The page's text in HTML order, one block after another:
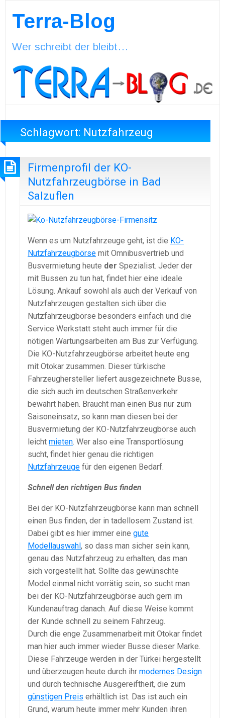
Terra-Blog
Wer schreibt der bleibt…
Schlagwort: Nutzfahrzeug
Firmenprofil der KO-
Nutzfahrzeugbörse in Bad
Salzuflen
Wenn es um Nutzfahrzeuge geht, ist die KO-
Nutzfahrzeugbörse mit Omnibusvertrieb und
Busvermietung heute der Spezialist. Jeder der
mit Bussen zu tun hat, findet hier eine ideale
Lösung. Ankauf sowohl als auch der Verkauf von
Nutzfahrzeugen gestalten sich über die
Nutzfahrzeugbörse besonders einfach und die
Service Werkstatt steht auch immer für die
nötigen Wartungsarbeiten am Bus zur Verfügung.
Die KO-Nutzfahrzeugbörse arbeitet heute eng
mit Otokar zusammen. Dieser türkische
Fahrzeughersteller liefert ausgezeichnete Busse,
die sich auch im deutschen Straßenverkehr
bewährt haben. Braucht man einen Bus nur zum
Saisoneinsatz, so kann man diesen bei der
Busvermietung der KO-Nutzfahrzeugbörse auch
leicht mieten. Wer also eine Transportlösung
sucht, findet hier genau die richtigen
Nutzfahrzeuge für den eigenen Bedarf.
Schnell den richtigen Bus finden
Bei der KO-Nutzfahrzeugbörse kann man schnell
einen Bus finden, der in tadellosem Zustand ist.
Dabei gibt es hier immer eine gute
Modellauswahl , so dass man sicher sein kann,
genau das Nutzfahrzeug zu erhalten, das man
sich vorgestellt hat. Sollte das gewünschte
Model einmal nicht vorrätig sein, so sucht man
bei der KO-Nutzfahrzeugbörse auch gern im
Kundenauftrag danach. Auf diese Weise kommt
der Kunde schnell zu seinem Fahrzeug.
Durch die enge Zusammenarbeit mit Otokar findet
man hier auch immer wieder Busse dieser Marke.
Diese Fahrzeuge werden in der Türkei hergestellt
und überzeugen heute durch ihr modernes Design
und durch technische Ausgereiftheit, die zum
günstigen Preis erhältlich ist. Das ist auch ein
Grund, warum heute immer mehr Kunden ihren